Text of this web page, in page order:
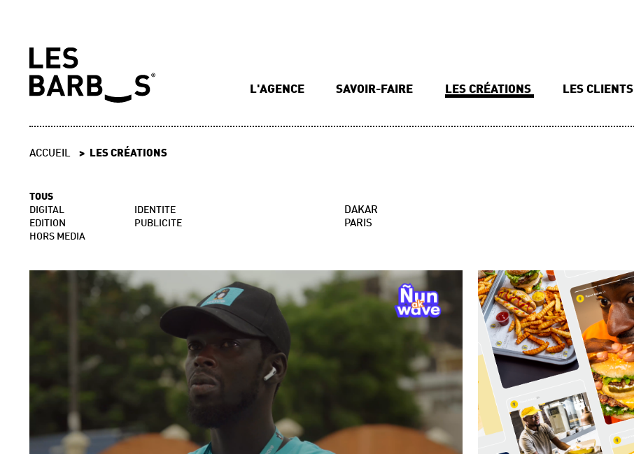
L'AGENCE SAVOIR-FAIRE LES CRÉATIONS LES CLIENTS
ACCUEIL LES CRÉATIONS
TOUS
DIGITAL
EDITION
HORS MEDIA
IDENTITE
PUBLICITE
DAKAR
PARIS